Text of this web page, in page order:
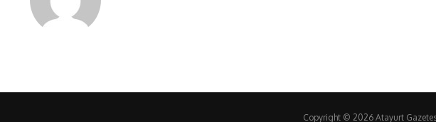
Copyright © 2026 Atayurt